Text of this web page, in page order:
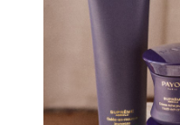
Фотоальбом
Интервью со звездой